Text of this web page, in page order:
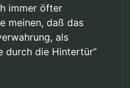
immer öfter
meinen, daß das
als
durch die Hintertür”